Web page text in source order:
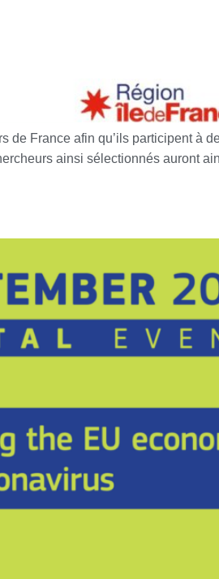
de France afin qu’ils participent à
ainsi sélectionnés auront